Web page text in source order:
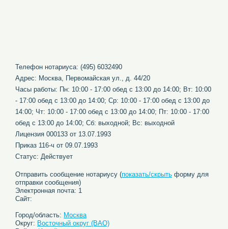
Телефон нотариуса: (495) 6032490
Адрес: Москва, Первомайская ул., д. 44/20
Часы работы: Пн: 10:00 - 17:00 обед c 13:00 до 14:00; Вт: 10:00
- 17:00 обед c 13:00 до 14:00; Ср: 10:00 - 17:00 обед c 13:00 до
14:00; Чт: 10:00 - 17:00 обед c 13:00 до 14:00; Пт: 10:00 - 17:00
обед c 13:00 до 14:00; Сб: выходной; Вс: выходной
Лицензия 000133 от 13.07.1993
Приказ 116-ч от 09.07.1993
Статус: Действует
Отправить сообщение нотариусу (показать/скрыть форму для
отправки сообщения)
Электронная почта: 1
Сайт:
Город/область: Москва
Округ: Восточный округ (ВАО)